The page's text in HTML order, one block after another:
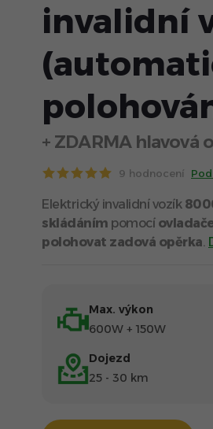
invalidní
+ ZDARMA hlavová
9 hodnocení
Elektrický invalidní vozík
skládáním pomocí
polohovat zadová opěrka.
Max. výkon
600W + 150W
Dojezd
25 - 30 km